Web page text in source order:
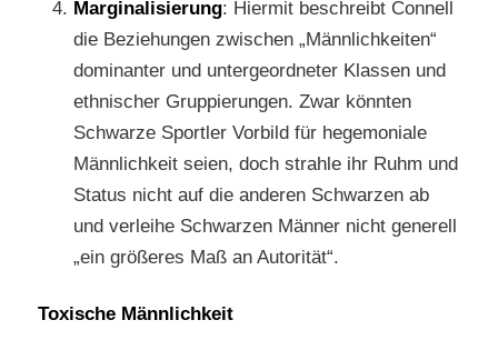
Marginalisierung: Hiermit beschreibt Connell
die Beziehungen zwischen „Männlichkeiten“
dominanter und untergeordneter Klassen und
ethnischer Gruppierungen. Zwar könnten
Schwarze Sportler Vorbild für hegemoniale
Männlichkeit seien, doch strahle ihr Ruhm und
Status nicht auf die anderen Schwarzen ab
und verleihe Schwarzen Männer nicht generell
„ein größeres Maß an Autorität“.
Toxische Männlichkeit